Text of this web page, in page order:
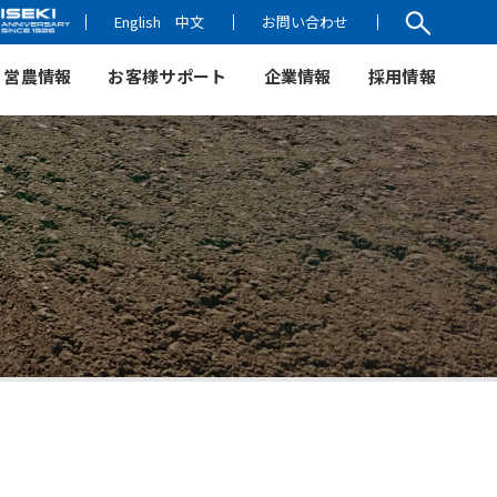
English 中文 お問い合わせ
営農情報 お客様サポート 企業情報 採用情報